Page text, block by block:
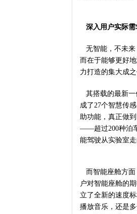
深入用户实际
无智能，不未来
而在于能够更好
力打造的集大成
其搭载的最新一
成了27个智慧传
助功能，真正做
——超过200种泊
能驾驶从实验室走
而智能座舱方面
户对智能座舱的
立了全新的速度
播放音乐，还是